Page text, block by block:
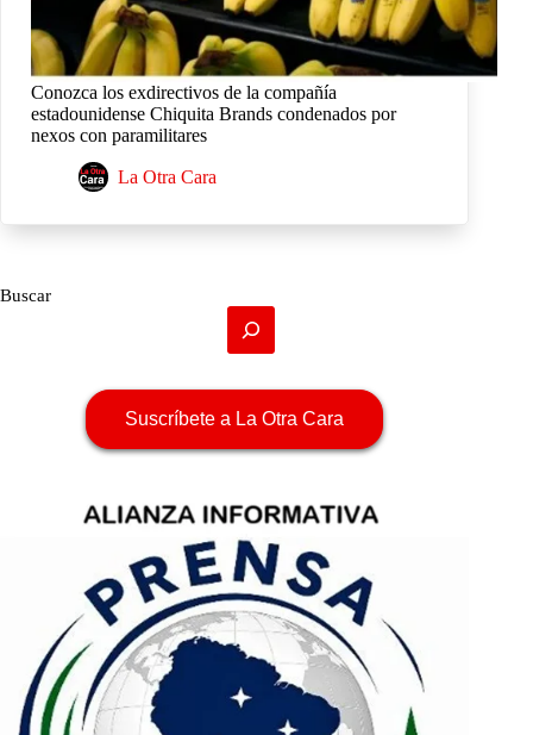
Conozca los exdirectivos de la compañía
estadounidense Chiquita Brands condenados por
nexos con paramilitares
La Otra Cara
Buscar
Suscríbete a La Otra Cara